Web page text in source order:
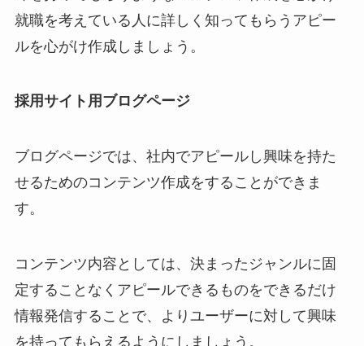
就職を考えている人に詳しく知ってもらうアピー
ルを心がけ作成しましょう。
採用サイト用ブログページ
ブログページでは、社内でアピールし興味を持た
せるためのコンテンツ作成をすることができま
す。
コンテンツ内容としては、決まったジャンルに固
定することなくアピールできるものをできるだけ
情報発信することで、よりユーザーに対して興味
を持ってもらえるようにしましょう。